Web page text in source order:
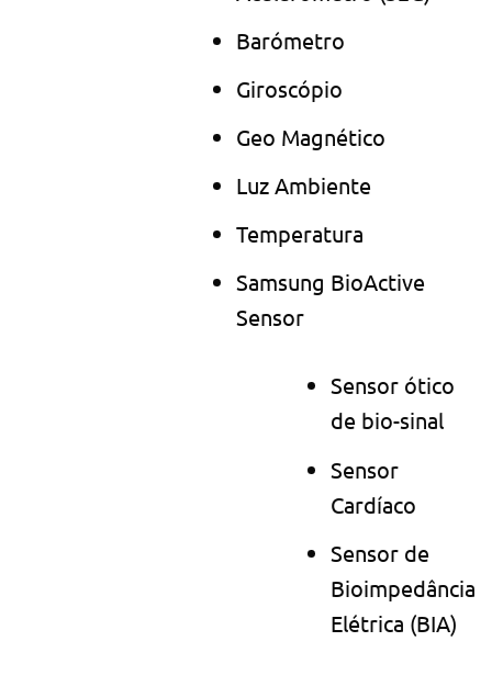
Barómetro
Giroscópio
Geo Magnético
Luz Ambiente
Temperatura
Samsung BioActive
Sensor
Sensor ótico
de bio-sinal
Sensor
Cardíaco
Sensor de
Bioimpedância
Elétrica (BIA)